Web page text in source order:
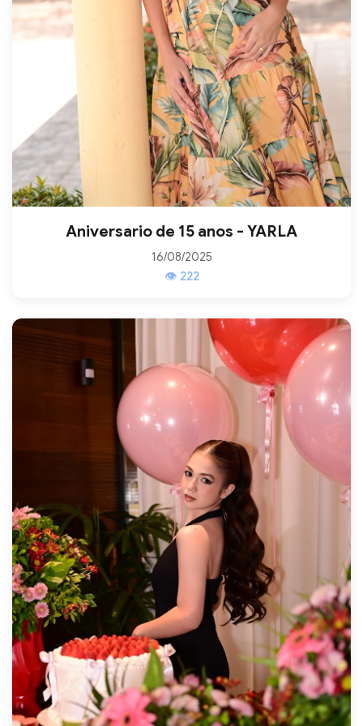
Aniversario de 15 anos - YARLA
16/08/2025
👁 222